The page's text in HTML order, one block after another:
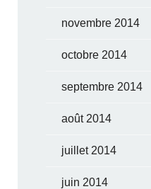
novembre 2014
octobre 2014
septembre 2014
août 2014
juillet 2014
juin 2014